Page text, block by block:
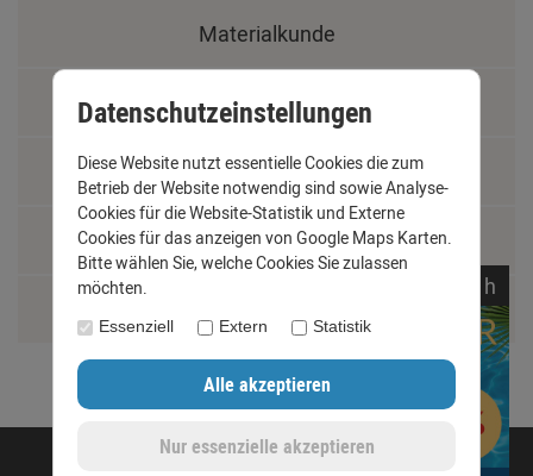
Materialkunde
Fachbegriffe
Jobs
Montage und Installationshilfen
©opyright 2020 - www.dachrinnen-shop.de
h
Datenschutzeinstellungen
Diese Website nutzt essentielle Cookies die zum
Betrieb der Website notwendig sind sowie Analyse-
Cookies für die Website-Statistik und Externe
Cookies für das anzeigen von Google Maps Karten.
Bitte wählen Sie, welche Cookies Sie zulassen
möchten.
Essenziell Extern Statistik